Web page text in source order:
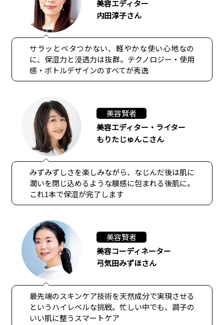
美容エディター
内田淳子さん
サラッとベタつかない、軽やかな使い心地なの
に、保湿力と浸透力は抜群。テクノロジー・使用
感・ボトルデザインのすべてが秀逸
美容賢者
美容エディター・ライター
もりたじゅんこさん
みずみずしさを楽しみながら、なじんだ後は肌に
潤いを閉じ込めるような膜感に包まれる後肌に。
これ1本で保湿が完了します
美容賢者
美容コーディネーター
弓気田みずほさん
最先端のスキンケア技術を天然成分で実現させる
というハイレベルな挑戦。忙しい中でも、調子の
いい肌に整うスマートケア